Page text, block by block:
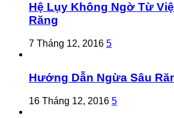
Hệ Lụy Không Ngờ Từ
Răng
7 Tháng 12, 2016 5
Hướng Dẫn Ngừa Sâu
16 Tháng 12, 2016 5